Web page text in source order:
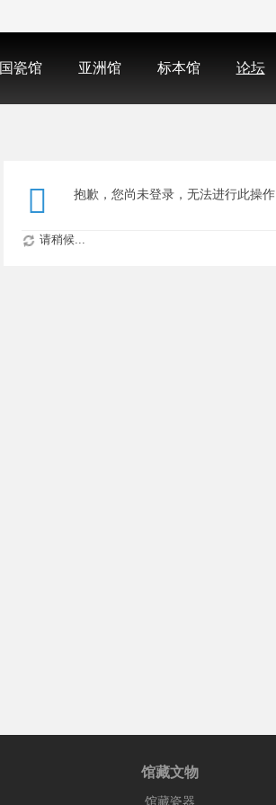
国瓷馆 亚洲馆 标本馆 论坛
抱歉，您尚未登录，无法进行此操作
请稍候...
馆藏文物
馆藏瓷器